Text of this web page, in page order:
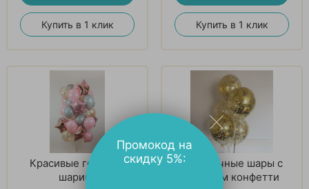
Купить в 1 клик Купить в 1 клик
Красивые гелевые
шарики
Прозрачные шары с
золотым конфетти
Промокод на
скидку 5%: